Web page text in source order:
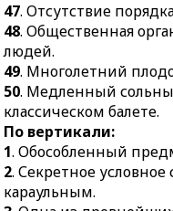
процесса.
45.Перпендикуляр к
касательной прямой
плоскости,
через точку касания.
47.Отсутствие порядка,
полная путаница.
48.Общественная
организация,
47. Отсутствие
48. Общественная
людей.
49. Многолетний
50. Медленный
классическом балете.
По вертикали:
1. Обособленный
2. Секретное
караульным.